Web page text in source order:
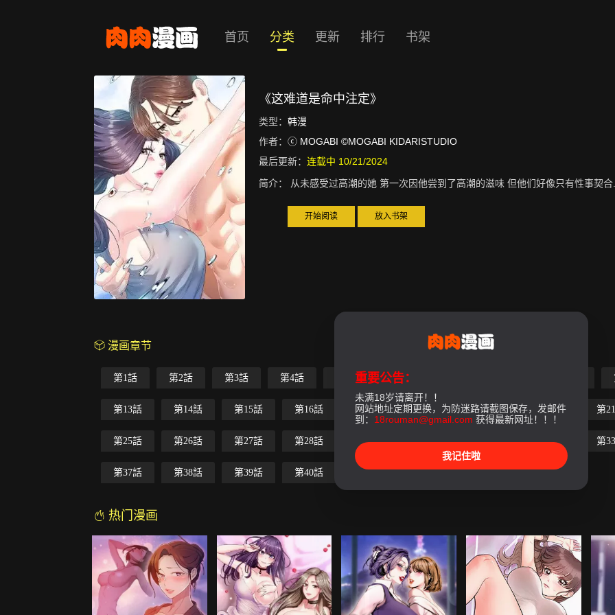
首页 分类 更新 排行 书架
《这难道是命中注定》
类型： 韩漫
作者： ⓒ MOGABI ©MOGABI KIDARISTUDIO
最后更新： 连载中 10/21/2024
简介：
从未感受过高潮的她 第一次因他尝到了高潮的滋味 但他们好像只有性事契
开始阅读 放入书架
漫画章节
第1話 第2話 第3話 第4話 第5話 第6話
第13話 第14話 第15話 第16話 第17話 第18話 第19話 第20話 第
第25話 第26話 第27話 第28話 第29話 第30話 第31話 第32話 第
第37話 第38話 第39話 第40話 第41話 第42話 第43話 第44話
热门漫画
重要公告：
未满18岁请离开！！
网站地址定期更换，为防迷路请截图保存，发邮件
到： 18rouman@gmail.com 获得最新网址！！！
我记住啦